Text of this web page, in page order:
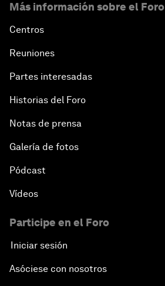
Más información sobre el Foro
Centros
Reuniones
Partes interesadas
Historias del Foro
Notas de prensa
Galería de fotos
Pódcast
Vídeos
Participe en el Foro
Iniciar sesión
Asóciese con nosotros